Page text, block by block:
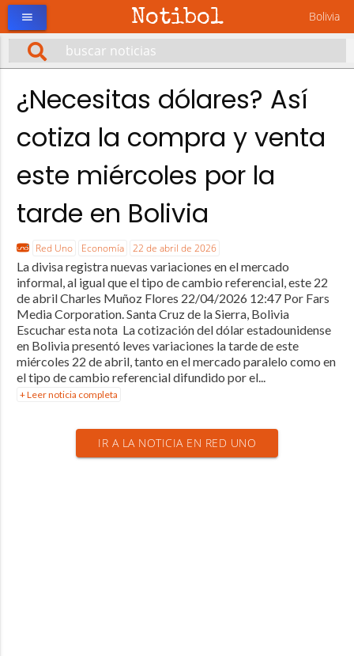
Notibol Bolivia
menu
¿Necesitas dólares? Así
cotiza la compra y venta
este miércoles por la
tarde en Bolivia
Red Uno Economía 22 de abril de 2026
La divisa registra nuevas variaciones en el mercado
informal, al igual que el tipo de cambio referencial, este 22
de abril Charles Muñoz Flores 22/04/2026 12:47 Por Fars
Media Corporation. Santa Cruz de la Sierra, Bolivia
Escuchar esta nota La cotización del dólar estadounidense
en Bolivia presentó leves variaciones la tarde de este
miércoles 22 de abril, tanto en el mercado paralelo como en
el tipo de cambio referencial difundido por el...
+ Leer noticia completa
IR A LA NOTICIA EN RED UNO